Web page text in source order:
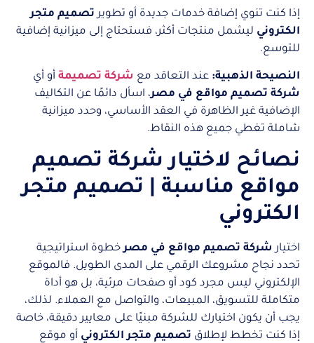
إذا كنت تنوي إضافة خدمات جديدة أو تطوير تصميم متجر
الكتروني ليشمل منتجات أكثر، فستحتاج إلى ميزانية إضافية
للتوسع.
النصيحة الذهبية: عند التعاقد مع شركة تصميمة أو أي
شركة تصميم مواقع في مصر، اسأل دائمًا عن التكاليف
الإضافية غير الظاهرة في العقد الأساسي، وحدد ميزانية
شاملة تغطي جميع هذه النقاط.
نصائح لاختيار شركة تصميم
مواقع مناسبة | تصميم متجر
الكتروني
اختيار شركة تصميم مواقع في مصرخطوة استراتيجية
تحدد نجاح مشروعك الرقمي على المدى الطويل. فالموقع
الإلكتروني ليس مجرد كود أو صفحات مرئية، بل هو أداة
متكاملة للتسويق، المبيعات، والتواصل مع العملاء. لذلك،
يجب أن يكون اختيارك للشركة مبنيًا على معايير دقيقة، خاصة
إذا كنت تخطط لإطلاق تصميم متجر الكتروني أو موقع